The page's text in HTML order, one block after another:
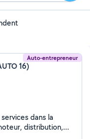
Auto-entrepreneur
16)
dans la
distribution,